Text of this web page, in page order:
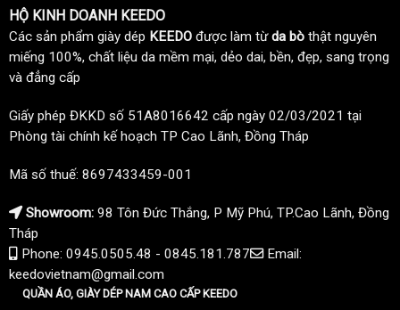
HỘ KINH DOANH KEEDO
Các sản phẩm giày dép KEEDO được làm từda bò thật nguyên
miếng 100%, chất liệu da mềm mại, dẻo dai, bền, đẹp, sang trọng
và đẳng cấp
Giấy phép ĐKKD số 51A8016642 cấp ngày 02/03/2021 tại
Phòng tài chính kế hoạch TP Cao Lãnh, Đồng Tháp
Mã số thuế: 8697433459-001
Showroom: 98 Tôn Đức Thắng, P Mỹ Phú, TP.Cao Lãnh, Đồng
Tháp
Phone: 0945.0505.48 - 0845.181.787
Email:
keedovietnam@gmail.com
QUẦN ÁO, GIÀY DÉP NAM CAO CẤP KEEDO